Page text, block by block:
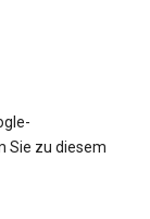
Sie zu diesem